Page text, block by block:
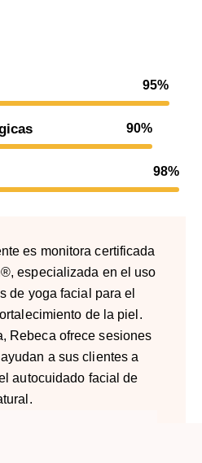
95%
90%
98%
es monitora certificada
especializada en el uso
de yoga facial para el
de la piel.
Rebeca ofrece sesiones
a sus clientes a
autocuidado facial de